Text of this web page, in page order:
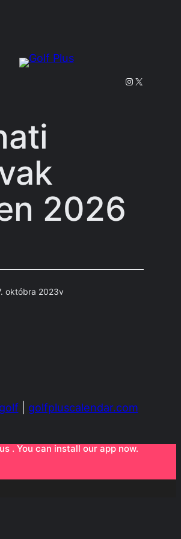
Instagram X
2026
októbra 2023v
golfpluscalendar.com
. You can install our app now.